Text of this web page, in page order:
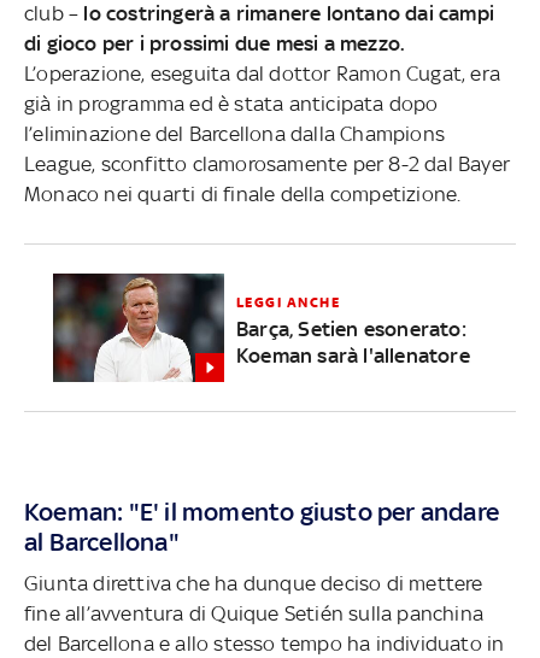
club – lo costringerà a rimanere lontano dai campi
di gioco per i prossimi due mesi a mezzo.
L’operazione, eseguita dal dottor Ramon Cugat, era
già in programma ed è stata anticipata dopo
l’eliminazione del Barcellona dalla Champions
League, sconfitto clamorosamente per 8-2 dal Bayer
Monaco nei quarti di finale della competizione.
LEGGI ANCHE
Barça, Setien esonerato:
Koeman sarà l'allenatore
Koeman: "E' il momento giusto per andare
al Barcellona"
Giunta direttiva che ha dunque deciso di mettere
fine all’avventura di Quique Setién sulla panchina
del Barcellona e allo stesso tempo ha individuato in